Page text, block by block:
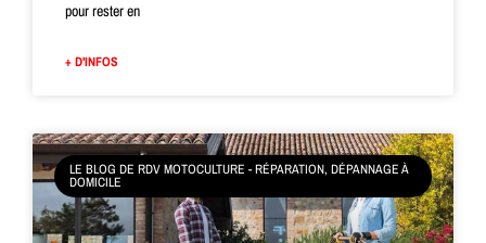
pour rester en
+ D'INFOS
LE BLOG DE RDV MOTOCULTURE - RÉPARATION, DÉPANNAGE À
DOMICILE